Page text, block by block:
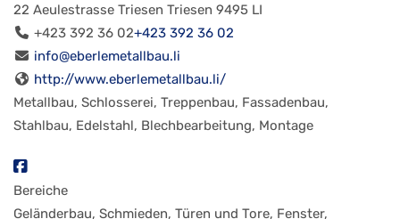
22 Aeulestrasse Triesen Triesen 9495 LI
+423 392 36 02+423 392 36 02
info@eberlemetallbau.li
http://www.eberlemetallbau.li/
Metallbau, Schlosserei, Treppenbau, Fassadenbau,
Stahlbau, Edelstahl, Blechbearbeitung, Montage
Bereiche
Geländerbau, Schmieden, Türen und Tore, Fenster,